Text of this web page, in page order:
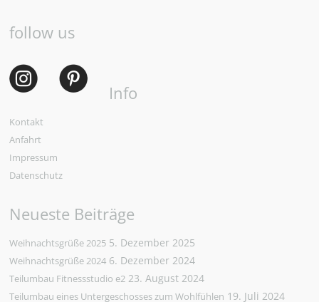
follow us
Info
Kontakt
Anfahrt
Impressum
Datenschutz
Neueste Beiträge
Weihnachtsgrüße 2025 5. Dezember 2025
Weihnachtsgrüße 2024 6. Dezember 2024
Teilumbau Fitnessstudio e2 23. August 2024
Teilumbau eines Untergeschosses zum Wohlfühlen 19. Juli 2024